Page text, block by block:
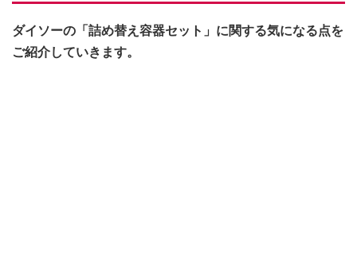
ダイソーの「詰め替え容器セット」に関する気になる点を
ご紹介していきます。